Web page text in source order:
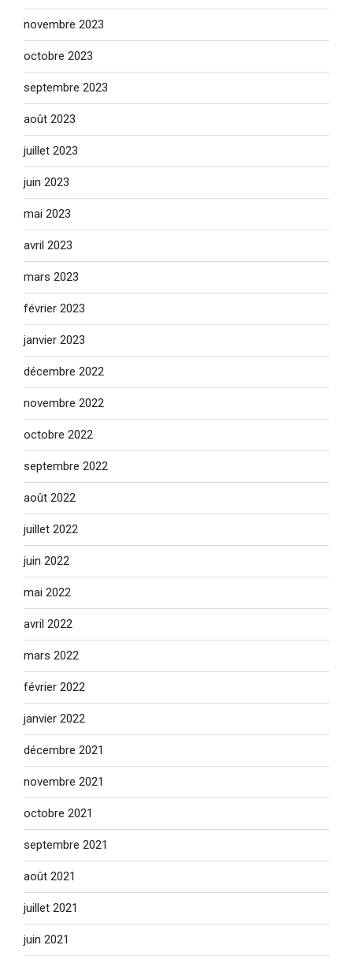
novembre 2023
octobre 2023
septembre 2023
août 2023
juillet 2023
juin 2023
mai 2023
avril 2023
mars 2023
février 2023
janvier 2023
décembre 2022
novembre 2022
octobre 2022
septembre 2022
août 2022
juillet 2022
juin 2022
mai 2022
avril 2022
mars 2022
février 2022
janvier 2022
décembre 2021
novembre 2021
octobre 2021
septembre 2021
août 2021
juillet 2021
juin 2021